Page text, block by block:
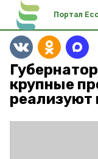
Портал
крупные
реализуют